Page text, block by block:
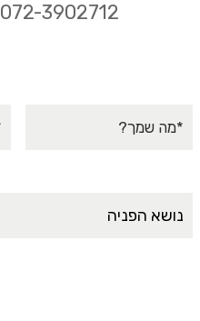
072-3902712